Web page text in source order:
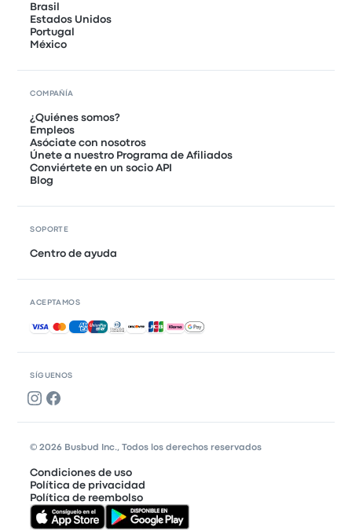
SÍGUENOS
Brasil
Estados Unidos
Portugal
México
COMPAÑÍA
¿Quiénes somos?
Empleos
Asóciate con nosotros
Únete a nuestro Programa de Afiliados
Conviértete en un socio API
Blog
SOPORTE
Centro de ayuda
ACEPTAMOS
Pagos aceptados
© 2026 Busbud Inc., Todos los derechos reservados
Condiciones de uso
Política de privacidad
Política de reembolso